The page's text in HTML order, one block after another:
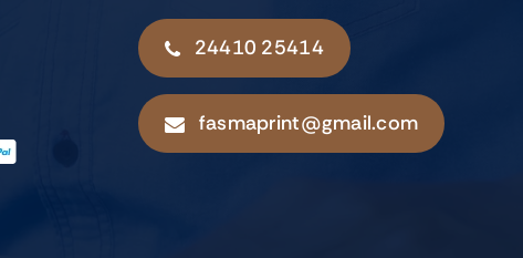
24410 25414
fasmaprint@gmail.com